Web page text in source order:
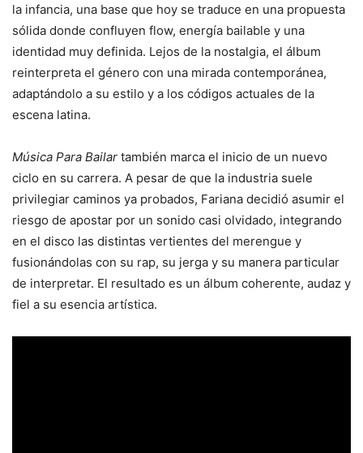
la infancia, una base que hoy se traduce en una propuesta
sólida donde confluyen flow, energía bailable y una
identidad muy definida. Lejos de la nostalgia, el álbum
reinterpreta el género con una mirada contemporánea,
adaptándolo a su estilo y a los códigos actuales de la
escena latina.
Música Para Bailar también marca el inicio de un nuevo
ciclo en su carrera. A pesar de que la industria suele
privilegiar caminos ya probados, Fariana decidió asumir el
riesgo de apostar por un sonido casi olvidado, integrando
en el disco las distintas vertientes del merengue y
fusionándolas con su rap, su jerga y su manera particular
de interpretar. El resultado es un álbum coherente, audaz y
fiel a su esencia artística.